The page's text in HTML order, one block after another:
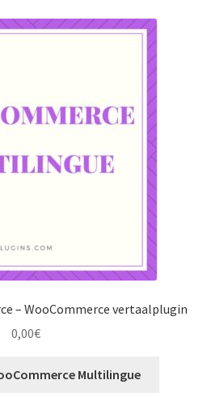
– WooCommerce vertaalplugin
0,00€
Multilingue